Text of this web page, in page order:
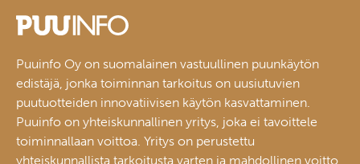
Puuinfo Oy on suomalainen vastuullinen puunkäytön
edistäjä, jonka toiminnan tarkoitus on uusiutuvien
puutuotteiden innovatiivisen käytön kasvattaminen.
Puuinfo on yhteiskunnallinen yritys, joka ei tavoittele
toiminnallaan voittoa. Yritys on perustettu
yhteiskunnallista tarkoitusta varten ja mahdollinen voitto